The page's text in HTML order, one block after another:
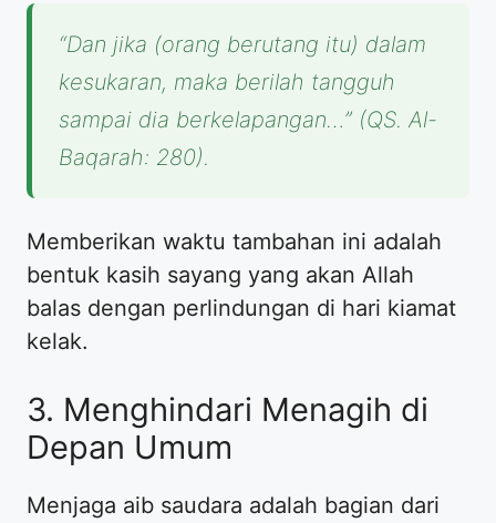
“Dan jika (orang berutang itu) dalam
kesukaran, maka berilah tangguh
sampai dia berkelapangan…” (QS. Al-
Baqarah: 280).
Memberikan waktu tambahan ini adalah
bentuk kasih sayang yang akan Allah
balas dengan perlindungan di hari kiamat
kelak.
3. Menghindari Menagih di
Depan Umum
Menjaga aib saudara adalah bagian dari